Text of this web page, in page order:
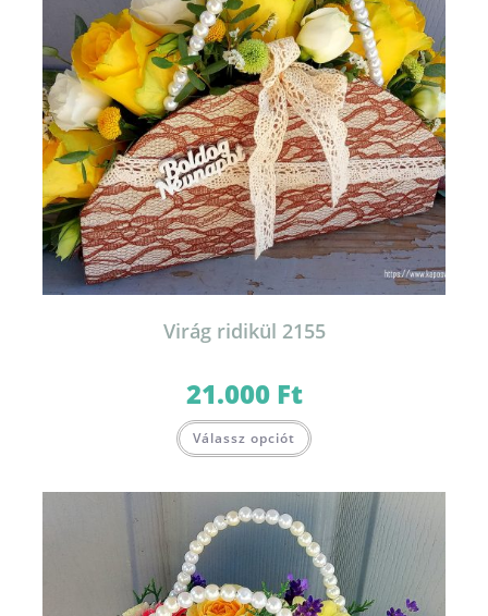
Virág ridikül 2155
21.000 Ft
Válassz opciót